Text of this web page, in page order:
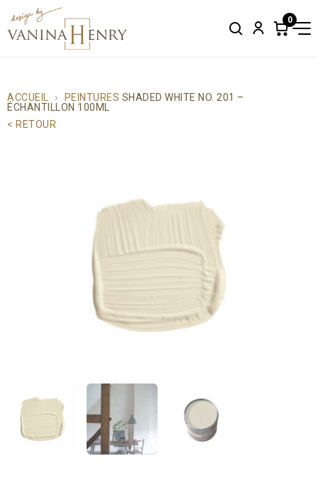
SearchAccount
0
Items
ACCUEIL PEINTURES SHADED WHITE NO. 201 –
ÉCHANTILLON 100ML
< RETOUR